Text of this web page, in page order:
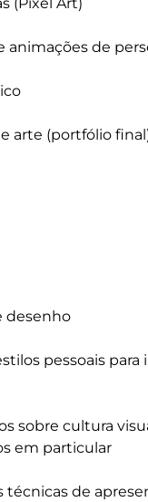
animações de
desenho
pessoais
sobre cultura
em particular
de